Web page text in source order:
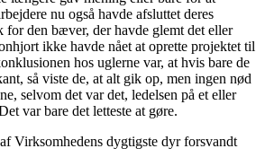
nu også havde afsluttet deres
for den bæver, der havde glemt det eller
ikke havde nået at oprette projektet til
hos uglerne var, at hvis bare de
så viste de, at alt gik op, men ingen nød
selvom det var det, ledelsen på et eller
var bare det letteste at gøre.
Virksomhedens dygtigste dyr forsvandt